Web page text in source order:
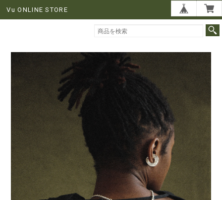
Vu ONLINE STORE